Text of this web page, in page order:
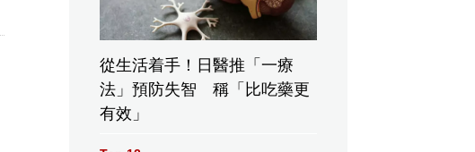
從生活着手！日醫推「一療
法」預防失智 稱「比吃藥更
有效」